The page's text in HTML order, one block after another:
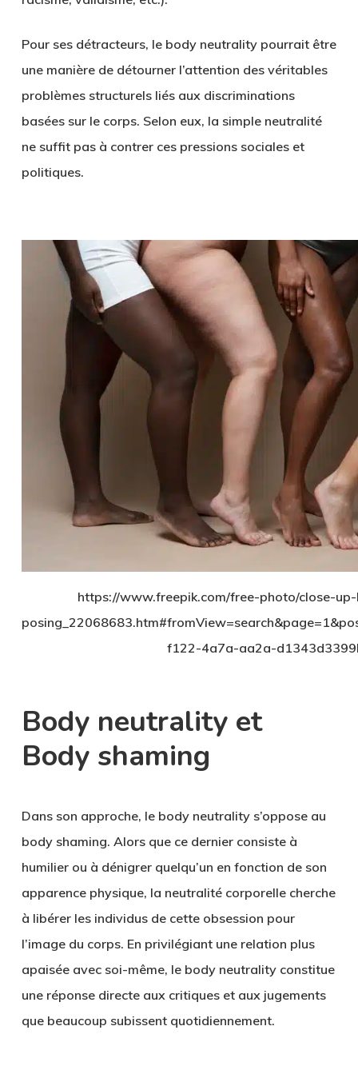
Pour ses détracteurs, le body neutrality pourrait être
une manière de détourner l’attention des véritables
problèmes structurels liés aux discriminations
basées sur le corps. Selon eux, la simple neutralité
ne suffit pas à contrer ces pressions sociales et
politiques.
https://www.freepik.com/free-photo/close-
f122-4a7a-aa2a-
Body neutrality et
Body shaming
Dans son approche, le body neutrality s’oppose au
body shaming. Alors que ce dernier consiste à
humilierou à dénigrerquelqu’un en fonction de son
apparence physique, la neutralité corporelle cherche
à libérer les individus de cette obsession pour
l’image du corps. En privilégiant une relation plus
apaisée avec soi-même, le body neutrality constitue
une réponse directeaux critiques et aux jugements
que beaucoup subissent quotidiennement.